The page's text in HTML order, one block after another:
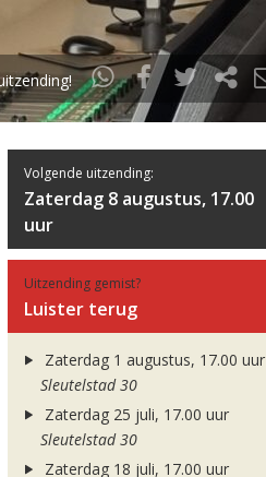
Volgende uitzending:
Zaterdag 8 augustus, 17.00
uur
Uitzending gemist?
Luister terug
Zaterdag 1 augustus, 17.00 uur
Sleutelstad 30
Zaterdag 25 juli, 17.00 uur
Sleutelstad 30
Zaterdag 18 juli, 17.00 uur